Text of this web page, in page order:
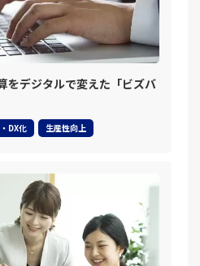
をデジタルで変えた「ビズバ
DX化 生産性向上